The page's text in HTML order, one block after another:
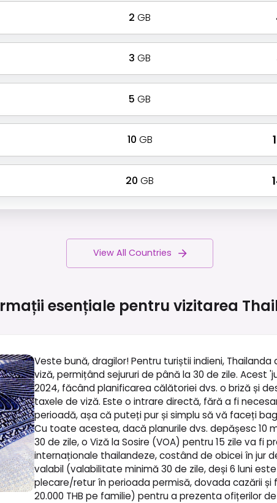
2 GB
3 GB
5 GB
10 GB
20 GB
View All Countries
esențiale pentru vizitarea
Veste bună, dragilor! Pentru turiștii indieni,
viză, permițând sejururi de până la 30 de zile. Acest
2024, făcând planificarea călătoriei dvs. o briză și
taxele de viză. Este o intrare directă, fără a fi
perioadă, așa că puteți pur și simplu să vă faceți
Cu toate acestea, dacă planurile dvs. depășesc 10
30 de zile, o Viză la Sosire (VOA) pentru 15 zile va fi
internaționale thailandeze, costând de obicei în jur
valabil (valabilitate minimă 30 de zile, deși 6 luni
plecare/retur în perioada permisă, dovada cazării și
20.000 THB pe familie) pentru a prezenta ofițerilor